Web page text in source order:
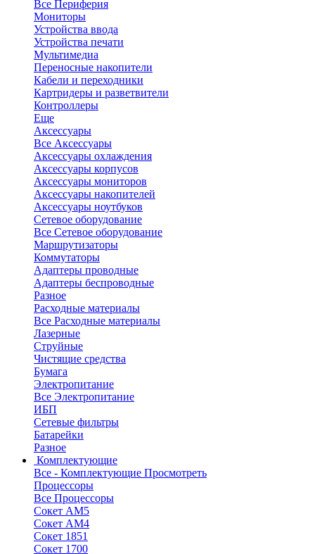
Все Периферия
Мониторы
Устройства ввода
Устройства печати
Мультимедиа
Переносные накопители
Кабели и переходники
Картридеры и разветвители
Контроллеры
Еще
Аксессуары
Все Аксессуары
Аксессуары охлаждения
Аксессуары корпусов
Аксессуары мониторов
Аксессуары накопителей
Аксессуары ноутбуков
Сетевое оборудование
Все Сетевое оборудование
Маршрутизаторы
Коммутаторы
Адаптеры проводные
Адаптеры беспроводные
Разное
Расходные материалы
Все Расходные материалы
Лазерные
Струйные
Чистящие средства
Бумага
Электропитание
Все Электропитание
ИБП
Сетевые фильтры
Батарейки
Разное
Комплектующие
Все - Комплектующие Просмотреть
Процессоры
Все Процессоры
Сокет АМ5
Сокет АМ4
Сокет 1851
Сокет 1700